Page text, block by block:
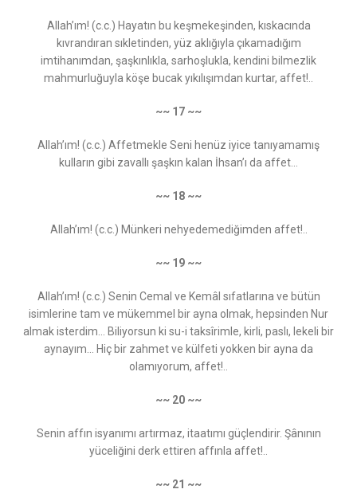
Allah’ım! (c.c.) Hayatın bu keşmekeşinden, kıskacında
kıvrandıran sıkletinden, yüz aklığıyla çıkamadığım
imtihanımdan, şaşkınlıkla, sarhoşlukla, kendini bilmezlik
mahmurluğuyla köşe bucak yıkılışımdan kurtar, affet!..
~~ 17 ~~
Allah’ım! (c.c.) Affetmekle Seni henüz iyice tanıyamamış
kulların gibi zavallı şaşkın kalan İhsan’ı da affet...
~~ 18 ~~
Allah’ım! (c.c.) Münkeri nehyedemediğimden affet!..
~~ 19 ~~
Allah’ım! (c.c.) Senin Cemal ve Kemâl sıfatlarına ve bütün
isimlerine tam ve mükemmel bir ayna olmak, hepsinden Nur
almak isterdim… Biliyorsun ki su-i taksîrimle, kirli, paslı, lekeli bir
aynayım... Hiç bir zahmet ve külfeti yokken bir ayna da
olamıyorum, affet!..
~~ 20 ~~
Senin affın isyanımı artırmaz, itaatımı güçlendirir. Şânının
yüceliğini derk ettiren affınla affet!..
~~ 21 ~~